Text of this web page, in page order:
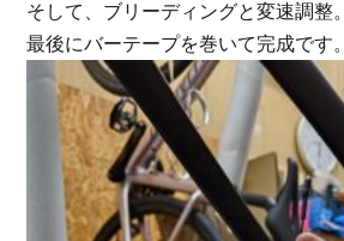
そして、ブリーディングと変速調整。
最後にバーテープを巻いて完成です。